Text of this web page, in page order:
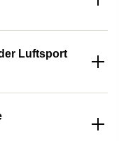
Luftsport